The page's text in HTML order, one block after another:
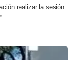
realizar la sesión: